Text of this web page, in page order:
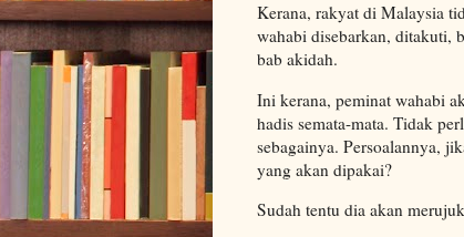
Kerana, rakyat di Malaysia
wahabi disebarkan, ditakuti,
bab akidah.
Ini kerana, peminat wahabi
hadis semata-mata. Tidak
sebagainya. Persoalannya,
yang akan dipakai?
Sudah tentu dia akan